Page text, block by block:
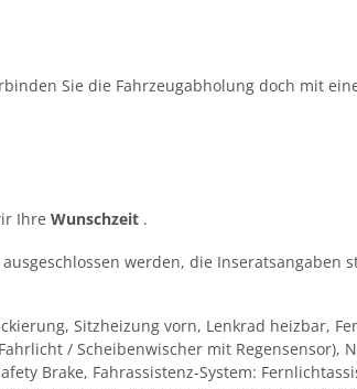
Sie die Fahrzeugabholung doch mit
IhreWunschzeit .
werden, die Inseratsangaben
Sitzheizung vorn, Lenkrad heizbar,
/ Scheibenwischer mit Regensensor),
Brake, Fahrassistenz-System: